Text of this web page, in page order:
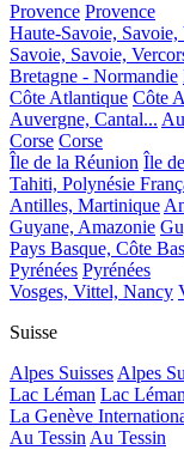
Provence Provence
Haute-Savoie,
Savoie, Savoie,
Bretagne - Normandie
Côte Atlantique Côte
Auvergne, Cantal...
Corse Corse
Île de la Réunion Île
Tahiti, Polynésie
Antilles, Martinique
Guyane, Amazonie
Pays Basque, Côte
Pyrénées Pyrénées
Vosges, Vittel, Nancy
Suisse
Alpes SuissesAlpes
Lac Léman Lac
La Genève
Au TessinAu Tessin